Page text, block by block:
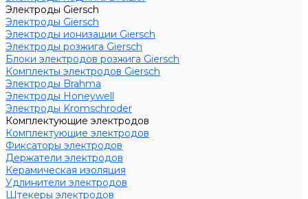
Электроды Giersch
Электроды Giersch
Электроды ионизации Giersch
Электроды розжига Giersch
Блоки электродов розжига Giersch
Комплекты электродов Giersch
Электроды Brahma
Электроды Honeywell
Электроды Kromschroder
Комплектующие электродов
Комплектующие электродов
Фиксаторы электродов
Держатели электродов
Керамическая изоляция
Удлинители электродов
Штекеры электродов